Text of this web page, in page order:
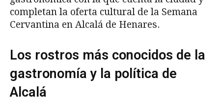
completan la oferta cultural de la Semana
Cervantina en Alcalá de Henares.
Los rostros más conocidos de la
gastronomía y la política de
Alcalá